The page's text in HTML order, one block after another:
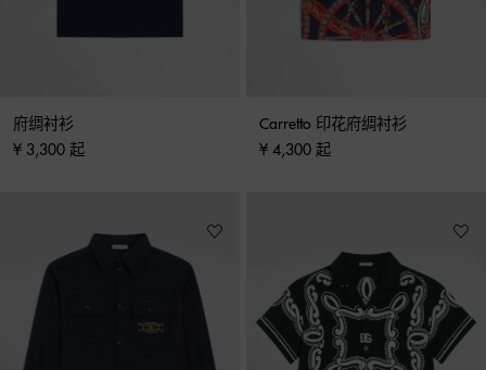
府绸衬衫
¥ 3,300 起
Carretto 印花府绸衬衫
¥ 4,300 起